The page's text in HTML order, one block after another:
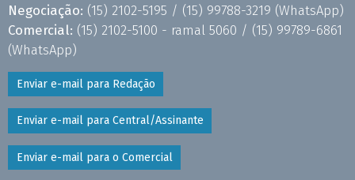
Negociação: (15) 2102-5195 / (15) 99788-3219 (WhatsApp)
Comercial: (15) 2102-5100 - ramal 5060 / (15) 99789-6861
(WhatsApp)
Enviar e-mail para Redação
Enviar e-mail para Central/Assinante
Enviar e-mail para o Comercial